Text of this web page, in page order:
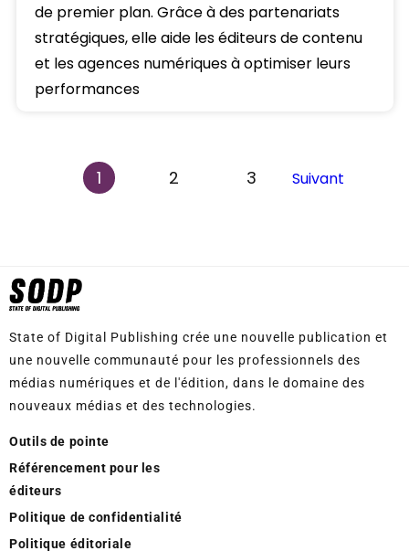
de premier plan. Grâce à des partenariats
stratégiques, elle aide les éditeurs de contenu
et les agences numériques à optimiser leurs
performances
1 2 3 Suivant
State of Digital Publishing crée une nouvelle publication et
une nouvelle communauté pour les professionnels des
médias numériques et de l'édition, dans le domaine des
nouveaux médias et des technologies.
Outils de pointe
Référencement pour les
éditeurs
Politique de confidentialité
Politique éditoriale